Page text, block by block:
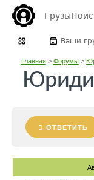
Грузы
Ваши
Главная> Форумы>
ОТВЕТИТЬ